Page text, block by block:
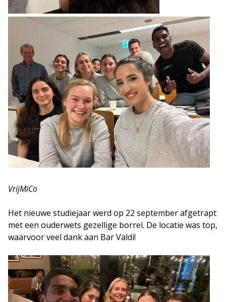
VrijMiCo
Het nieuwe studiejaar werd op 22 september afgetrapt
met een ouderwets gezellige borrel. De locatie was top,
waarvoor veel dank aan Bar Valdi!